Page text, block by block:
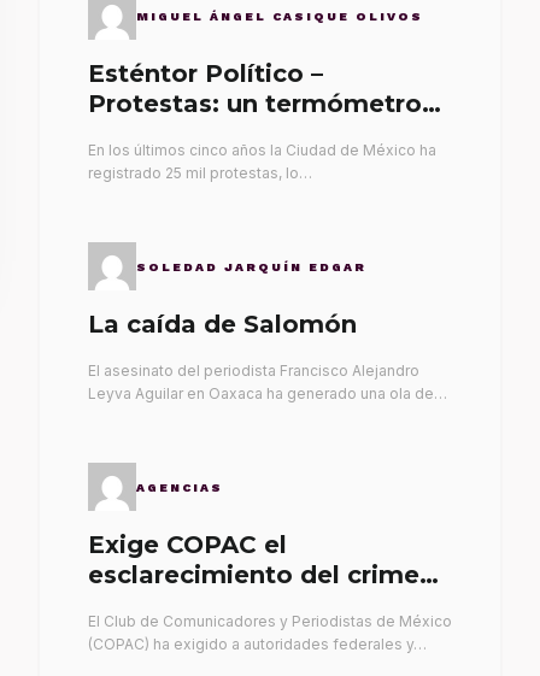
MIGUEL ÁNGEL CASIQUE OLIVOS
Esténtor Político –
Protestas: un termómetro
En los últimos cinco años la Ciudad de México ha
registrado 25 mil protestas, lo…
SOLEDAD JARQUÍN EDGAR
La caída de Salomón
El asesinato del periodista Francisco Alejandro
Leyva Aguilar en Oaxaca ha generado una ola de…
AGENCIAS
Exige COPAC el
esclarecimiento del crimen
El Club de Comunicadores y Periodistas de México
(COPAC) ha exigido a autoridades federales y…